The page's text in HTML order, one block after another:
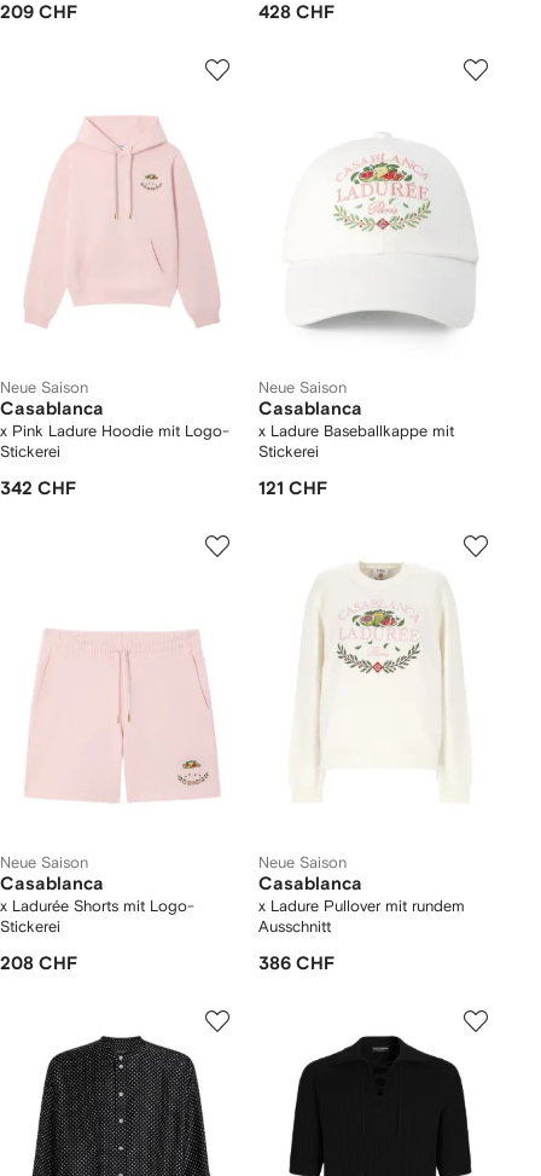
209 CHF 428 CHF
Neue Saison
Casablanca
x Pink Ladure Hoodie mit Logo-
Stickerei
342 CHF
Neue Saison
Casablanca
x Ladure Baseballkappe mit
Stickerei
121 CHF
Neue Saison
Casablanca
x Ladurée Shorts mit Logo-
Stickerei
208 CHF
Neue Saison
Casablanca
x Ladure Pullover mit rundem
Ausschnitt
386 CHF